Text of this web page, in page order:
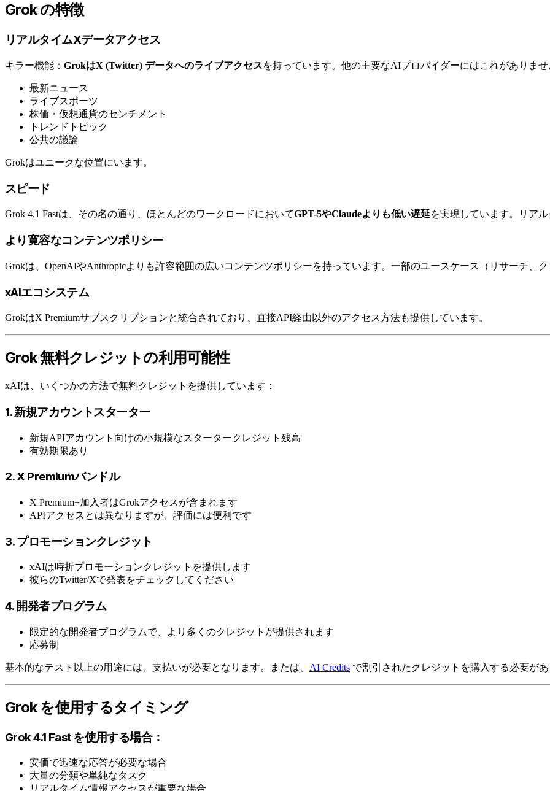
Grok の特徴
リアルタイムXデータアクセス
キラー機能： GrokはX (Twitter) データへのライブアクセスを持っています。他の主要なAIプロバイダーにはこれがありま
最新ニュース
ライブスポーツ
株価・仮想通貨のセンチメント
トレンドトピック
公共の議論
Grokはユニークな位置にいます。
スピード
Grok 4.1 Fastは、その名の通り、ほとんどのワークロードにおいてGPT-5やClaudeよりも低い遅延を実現しています。リア
より寛容なコンテンツポリシー
Grokは、OpenAIやAnthropicよりも許容範囲の広いコンテンツポリシーを持っています。一部のユースケース（リサーチ、
xAIエコシステム
GrokはX Premiumサブスクリプションと統合されており、直接API経由以外のアクセス方法も提供しています。
Grok 無料クレジットの利用可能性
xAIは、いくつかの方法で無料クレジットを提供しています：
1. 新規アカウントスターター
新規APIアカウント向けの小規模なスタータークレジット残高
有効期限あり
2. X Premiumバンドル
X Premium+加入者はGrokアクセスが含まれます
APIアクセスとは異なりますが、評価には便利です
3. プロモーションクレジット
xAIは時折プロモーションクレジットを提供します
彼らのTwitter/Xで発表をチェックしてください
4. 開発者プログラム
限定的な開発者プログラムで、より多くのクレジットが提供されます
応募制
基本的なテスト以上の用途には、支払いが必要となります。または、 AI Credits で割引されたクレジットを購入する必要が
Grok を使用するタイミング
Grok 4.1 Fast を使用する場合：
安価で迅速な応答が必要な場合
大量の分類や単純なタスク
リアルタイム情報アクセスが重要な場合